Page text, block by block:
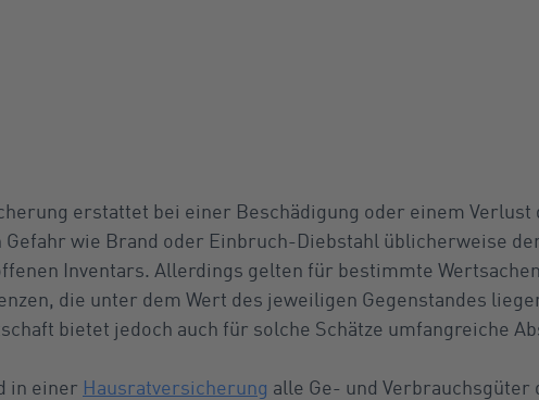
erstattet bei einer Beschädigung oder einem Verlust
wie Brand oder Einbruch-Diebstahl üblicherweise
Inventars. Allerdings gelten für bestimmte
die unter dem Wert des jeweiligen Gegenstandes
bietet jedoch auch für solche Schätze umfangreiche
in einer Hausratversicherung alle Ge- und Verbrauchsgüter